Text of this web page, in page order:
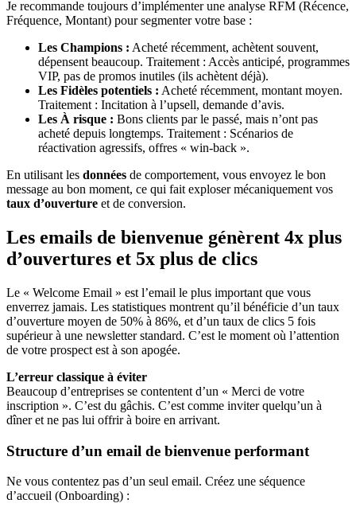
Je recommande toujours d’implémenter une analyse RFM (Récence,
Fréquence, Montant) pour segmenter votre base :
Les Champions : Acheté récemment, achètent souvent,
dépensent beaucoup. Traitement : Accès anticipé, programmes
VIP, pas de promos inutiles (ils achètent déjà).
Les Fidèles potentiels : Acheté récemment, montant moyen.
Traitement : Incitation à l’upsell, demande d’avis.
Les À risque : Bons clients par le passé, mais n’ont pas
acheté depuis longtemps. Traitement : Scénarios de
réactivation agressifs, offres « win-back ».
En utilisant les données de comportement, vous envoyez le bon
message au bon moment, ce qui fait exploser mécaniquement vos
taux d’ouverture et de conversion.
Les emails de bienvenue génèrent 4x plus
d’ouvertures et 5x plus de clics
Le « Welcome Email » est l’email le plus important que vous
enverrez jamais. Les statistiques montrent qu’il bénéficie d’un taux
d’ouverture moyen de 50% à 86%, et d’un taux de clics 5 fois
supérieur à une newsletter standard. C’est le moment où l’attention
de votre prospect est à son apogée.
L’erreur classique à éviter
Beaucoup d’entreprises se contentent d’un « Merci de votre
inscription ». C’est du gâchis. C’est comme inviter quelqu’un à
dîner et ne pas lui offrir à boire en arrivant.
Structure d’un email de bienvenue performant
Ne vous contentez pas d’un seul email. Créez une séquence
d’accueil (Onboarding) :